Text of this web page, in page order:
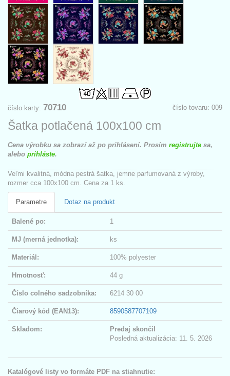
číslo tovaru: 009
číslo karty: 70710
Šatka potlačená 100x100 cm
Cena výrobku sa zobrazí až po prihlásení. Prosím registrujte sa,
alebo prihláste.
Veľmi kvalitná, módna pestrá šatka, jemne parfumovaná z výroby,
rozmer cca 100x100 cm. Cena za 1 ks.
Parametre Dotaz na produkt
Balené po: 1
MJ (merná jednotka): ks
Materiál: 100% polyester
Hmotnosť: 44 g
Číslo colného sadzobníka: 6214 30 00
Čiarový kód (EAN13): 8590587707109
Skladom:
Predaj skončil
Posledná aktualizácia: 11. 5. 2026
Katalógové listy vo formáte PDF na stiahnutie: